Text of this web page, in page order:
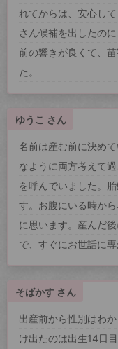
れてからは、安心し
さん候補を出したの
前の響きが良くて、
た。
ゆうこ さん
名前は産む前に決め
なように両方考えて
を呼んでいました。
す。お腹にいる時か
に思います。産んだ
で、すぐにお世話に
そばかす さん
出産前から性別はわ
け出たのは出生14日